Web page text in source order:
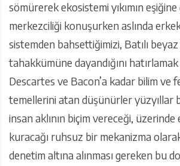
sömürerek ekosistemi yıkımın
merkezciliği konuşurken aslında
sistemden bahsettiğimizi, Batılı
tahakkümüne dayandığını
Descartes ve Bacon’a kadar bilim ve
temellerini atan düşünürler yüzyıllar
insan aklının biçim vereceği, üzerinde
kuracağı ruhsuz bir mekanizma
denetim altına alınması gereken bu